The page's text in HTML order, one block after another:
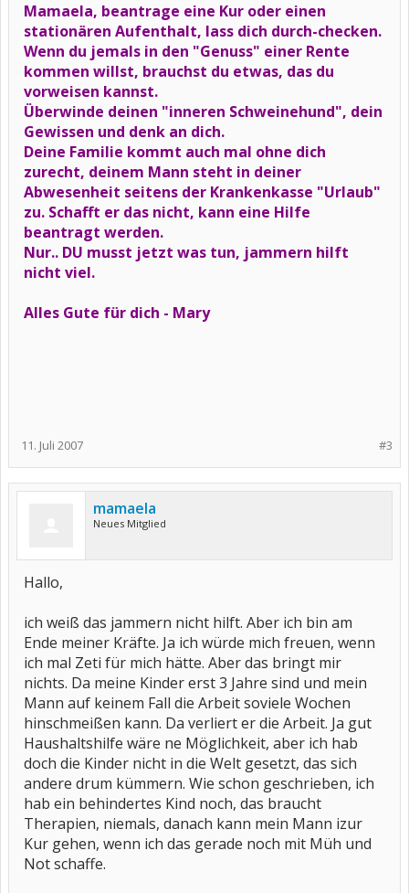
Mamaela, beantrage eine Kur oder einen
stationären Aufenthalt, lass dich durch-checken.
Wenn du jemals in den "Genuss" einer Rente
kommen willst, brauchst du etwas, das du
vorweisen kannst.
Überwinde deinen "inneren Schweinehund", dein
Gewissen und denk an dich.
Deine Familie kommt auch mal ohne dich
zurecht, deinem Mann steht in deiner
Abwesenheit seitens der Krankenkasse "Urlaub"
zu. Schafft er das nicht, kann eine Hilfe
beantragt werden.
Nur.. DU musst jetzt was tun, jammern hilft
nicht viel.
Alles Gute für dich - Mary
#3
11. Juli 2007
mamaela
Neues Mitglied
Hallo,
ich weiß das jammern nicht hilft. Aber ich bin am
Ende meiner Kräfte. Ja ich würde mich freuen, wenn
ich mal Zeti für mich hätte. Aber das bringt mir
nichts. Da meine Kinder erst 3 Jahre sind und mein
Mann auf keinem Fall die Arbeit soviele Wochen
hinschmeißen kann. Da verliert er die Arbeit. Ja gut
Haushaltshilfe wäre ne Möglichkeit, aber ich hab
doch die Kinder nicht in die Welt gesetzt, das sich
andere drum kümmern. Wie schon geschrieben, ich
hab ein behindertes Kind noch, das braucht
Therapien, niemals, danach kann mein Mann izur
Kur gehen, wenn ich das gerade noch mit Müh und
Not schaffe.